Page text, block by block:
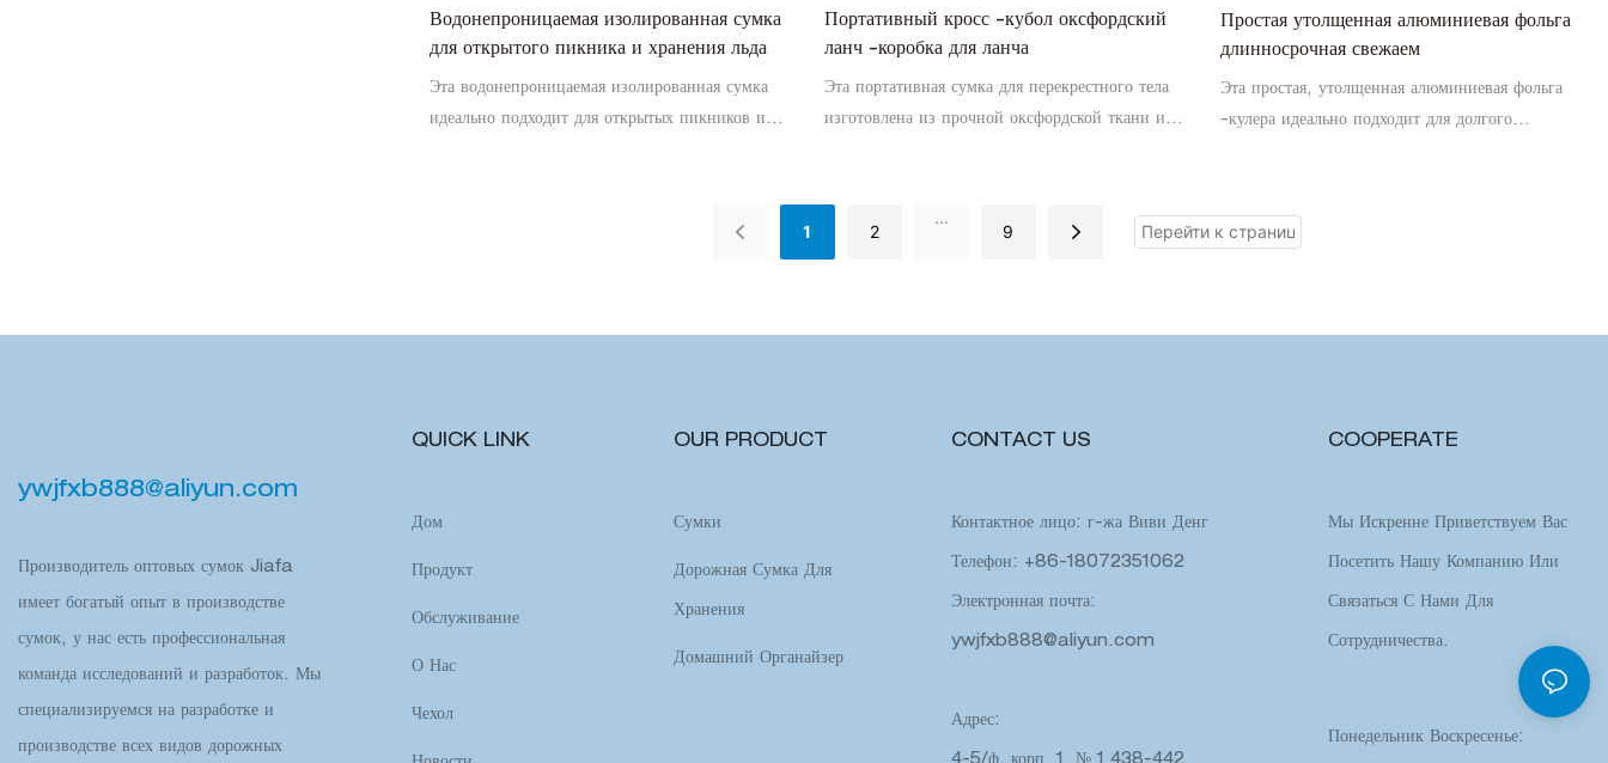
Водонепроницаемая изолированная сумка
для открытого пикника и хранения льда
Эта водонепроницаемая изолированная сумка
идеально подходит для открытых пикников и
аксессуаром для любого открытого собрания
Портативный кросс -кубол оксфордский
ланч -коробка для ланча
Эта портативная сумка для перекрестного тела
изготовлена ​​из прочной оксфордской ткани и
Идеально подходит для отдыха на свежем
воздухе, пикников и рабочих обедов, эта сумка
Простая утолщенная алюминиевая фольга
длинносрочная свежаем
Эта простая, утолщенная алюминиевая фольга
-кулера идеально подходит для долгого
легко носить с собой, в то время как его
теплоизоляция держит ваши предметы
1 2
...
9
ywjfxb888@aliyun.com
Производитель оптовых сумок Jiafa
имеет богатый опыт в производстве
сумок, у нас есть профессиональная
команда исследований и разработок. Мы
специализируемся на разработке и
производстве всех видов дорожных
QUICK LINK
Дом
Продукт
Обслуживание
О Нас
Чехол
OUR PRODUCT
Сумки
Дорожная Сумка Для
Хранения
Домашний Органайзер
CONTACT US
Контактное лицо: г-жа Виви Денг
Телефон: +86-18072351062
Электронная почта:
ywjfxb888@aliyun.com
Адрес:
COOPERATE
Мы Искренне Приветствуем Вас
Посетить Нашу Компанию Или
Связаться С Нами Для
Сотрудничества.
Понедельник Воскресенье: